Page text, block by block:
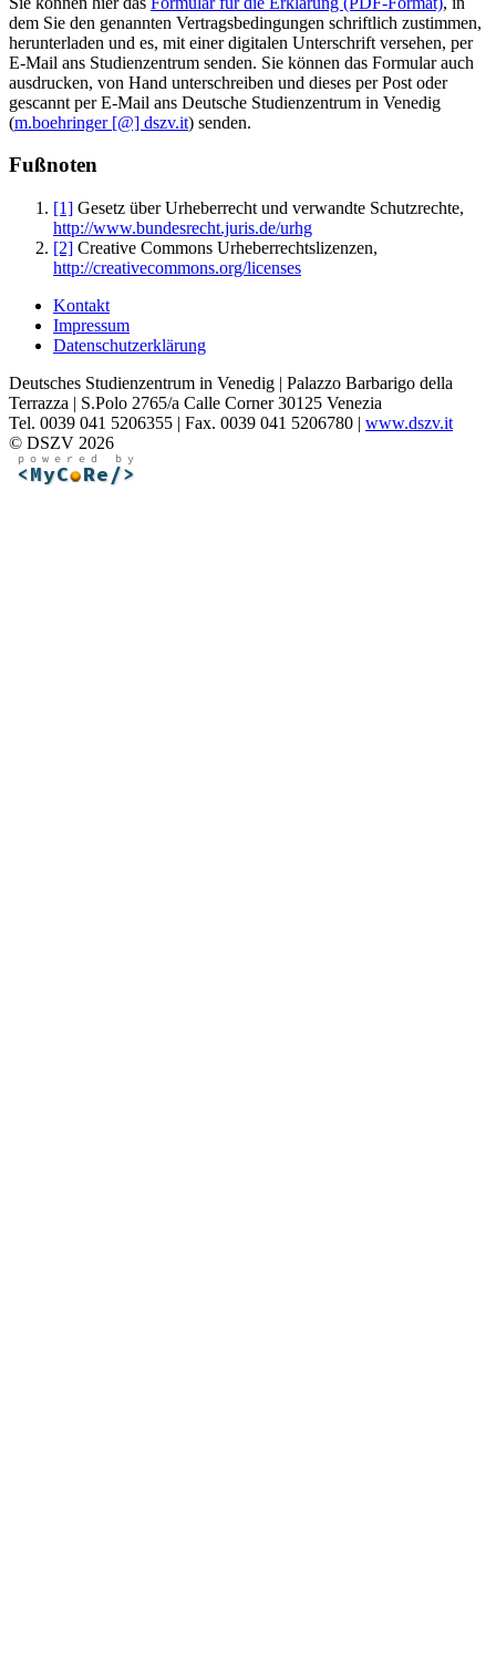
dem Sie den genannten Vertragsbedingungen schriftlich zustimmen,
herunterladen und es, mit einer digitalen Unterschrift versehen, per
E-Mail ans Studienzentrum senden. Sie können das Formular auch
ausdrucken, von Hand unterschreiben und dieses per Post oder
gescannt per E-Mail ans Deutsche Studienzentrum in Venedig
(m.boehringer [@] dszv.it) senden.
Fußnoten
[1] Gesetz über Urheberrecht und verwandte Schutzrechte,
http://www.bundesrecht.juris.de/urhg
[2] Creative Commons Urheberrechtslizenzen,
http://creativecommons.org/licenses
Kontakt
Impressum
Datenschutzerklärung
Deutsches Studienzentrum in Venedig | Palazzo Barbarigo della
Terrazza | S.Polo 2765/a Calle Corner 30125 Venezia
Tel. 0039 041 5206355 | Fax. 0039 041 5206780 | www.dszv.it
© DSZV 2026